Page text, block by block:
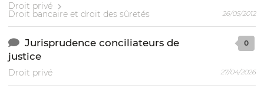
Droit privé
Droit bancaire et droit des sûretés 26/05/2012
Jurisprudence conciliateurs de
justice
Droit privé
0
27/04/2026